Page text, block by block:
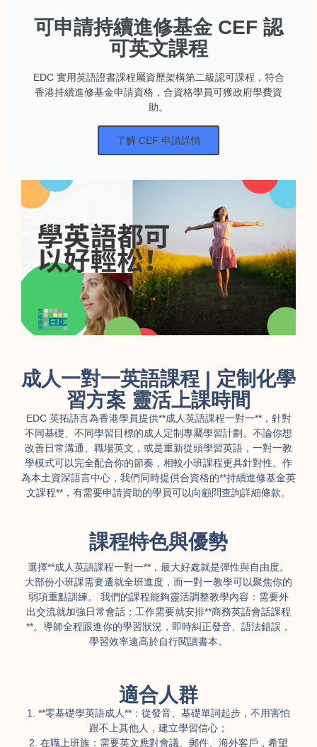
可申請持續進修基金 CEF 認
可英文課程
EDC 實用英語證書課程屬資歷架構第二級認可課程，符合
香港持續進修基金申請資格，合資格學員可獲政府學費資
助。
了解 CEF 申請詳情
成人一對一英語課程 | 定制化學
習方案 靈活上課時間
EDC 英拓語言為香港學員提供**成人英語課程一對一**，針對
不同基礎、不同學習目標的成人定制專屬學習計劃。不論你想
改善日常溝通、職場英文，或是重新從頭學習英語，一對一教
學模式可以完全配合你的節奏，相較小班課程更具針對性。作
為本土資深語言中心，我們同時提供合資格的**持續進修基金英
文課程**，有需要申請資助的學員可以向顧問查詢詳細條款。
課程特色與優勢
選擇**成人英語課程一對一**，最大好處就是彈性與自由度。
大部份小班課需要遷就全班進度，而一對一教學可以聚焦你的
弱項重點訓練。 我們的課程能夠靈活調整教學內容：需要外
出交流就加強日常會話；工作需要就安排**商務英語會話課程
**。導師全程跟進你的學習狀況，即時糾正發音、語法錯誤，
學習效率遠高於自行閱讀書本。
適合人群
1. **零基礎學英語成人**：從發音、基礎單詞起步，不用害怕
跟不上其他人，建立學習信心；
2. 在職上班族：需要英文應對會議、郵件、海外客戶，希望